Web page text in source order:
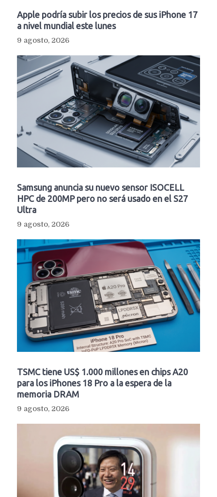
Apple podría subir los precios de sus iPhone 17
a nivel mundial este lunes
9 agosto, 2026
Samsung anuncia su nuevo sensor ISOCELL
HPC de 200MP pero no será usado en el S27
Ultra
9 agosto, 2026
TSMC tiene US$ 1.000 millones en chips A20
para los iPhones 18 Pro a la espera de la
memoria DRAM
9 agosto, 2026